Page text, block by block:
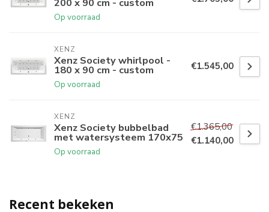
Op voorraad
XENZ
Xenz Society whirlpool -
180 x 90 cm - custom
Op voorraad
€1.545,00
XENZ
Xenz Society bubbelbad
met watersysteem 170x75
Op voorraad
€1.365,00
€1.140,00
Recent bekeken